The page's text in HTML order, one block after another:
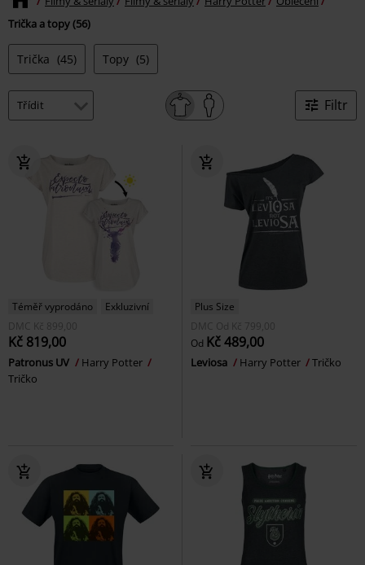
Trička a topy (56)
Trička (45) Topy (5)
Filtr
Téměř vyprodáno
Exkluzivní
DMC
Kč 899,00
Kč 819,00
Patronus UV
Harry Potter
Tričko
Plus Size
DMC Od Kč 799,00
Od Kč 489,00
Leviosa Harry Potter Tričko